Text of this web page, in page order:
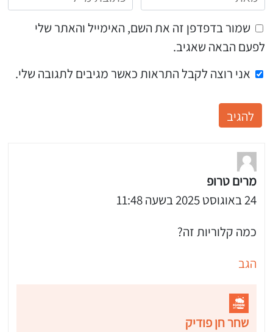
שמור בדפדפן זה את השם, האימייל והאתר שלי
לפעם הבאה שאגיב.
אני רוצה לקבל התראות כאשר מגיבים לתגובה שלי.
מרים טרופ
24 באוגוסט 2025 בשעה 11:48
כמה קלוריות זה?
הגב
שחר חן פודיק